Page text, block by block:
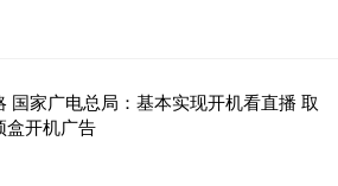
国家广电总局：基本实现开机看直播 取
盒开机广告